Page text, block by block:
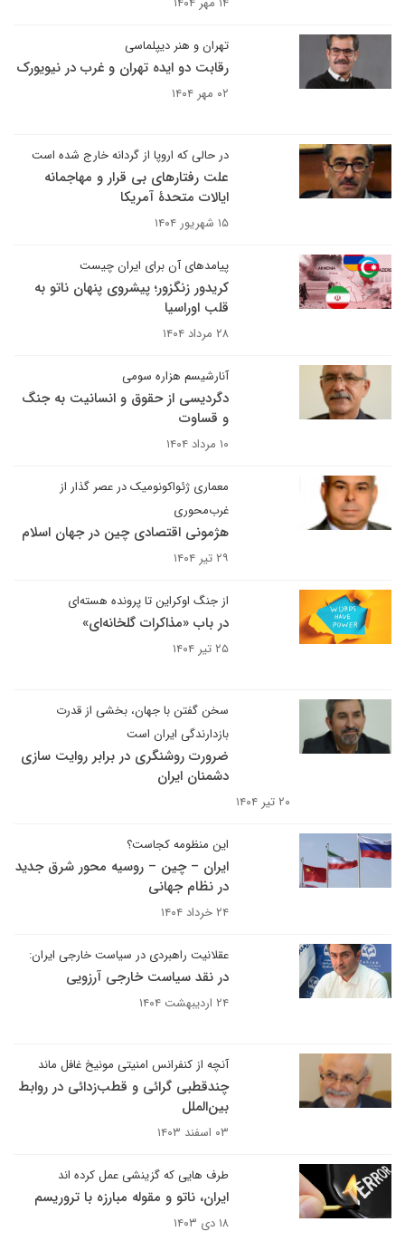
تهران و هنر دیپلماسی
رقابت دو ایده تهران و غرب در نیویورک
۰۲ مهر ۱۴۰۴
در حالی که اروپا از گردانه خارج شده است
علت رفتارهای بی قرار و مهاجمانه
ایالات متحدۀ آمریکا
۱۵ شهریور ۱۴۰۴
پیامدهای آن برای ایران چیست
کریدور زنگزور؛ پیشروی پنهان ناتو به
قلب اوراسیا
۲۸ مرداد ۱۴۰۴
آنارشیسم هزاره سومی
دگردیسی از حقوق و انسانیت به جنگ
و قساوت
۱۰ مرداد ۱۴۰۴
معماری ژئواکونومیک در عصر گذار از
غرب‌محوری
هژمونی اقتصادی چین در جهان اسلام
۲۹ تیر ۱۴۰۴
از جنگ اوکراین تا پرونده هسته‌ای
در باب «مذاکرات گلخانه‌ای»
۲۵ تیر ۱۴۰۴
سخن گفتن با جهان، بخشی از قدرت
بازدارندگی ایران است
ضرورت روشنگری در برابر روایت سازی
دشمنان ایران
۲۰ تیر ۱۴۰۴
این منظومه کجاست؟
ایران – چین – روسیه محور شرق جدید
در نظام جهانی
۲۴ خرداد ۱۴۰۴
عقلانیت راهبردی در سیاست خارجی ایران:
در نقد سیاست خارجی آرزویی
۲۴ اردیبهشت ۱۴۰۴
آنچه از کنفرانس امنیتی مونیخ غافل ماند
چندقطبی گرائی و قطب‌زدائی در روابط
بین‌الملل
۰۳ اسفند ۱۴۰۳
طرف هایی که گزینشی عمل کرده اند
ایران، ناتو و مقوله مبارزه با تروریسم
۱۸ دی ۱۴۰۳